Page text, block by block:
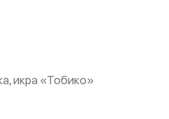
икра «Тобико»